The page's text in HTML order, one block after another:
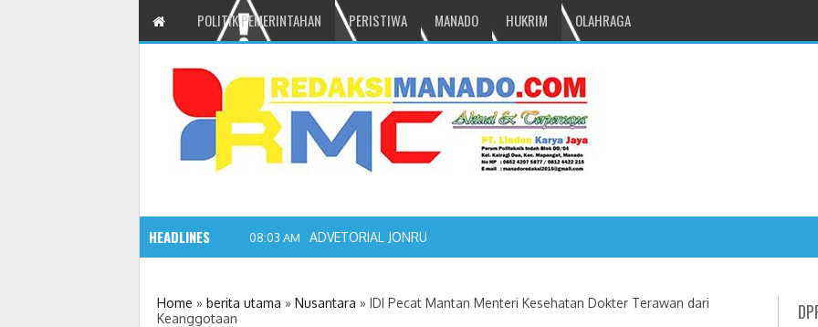
POLITIK PEMERINTAHAN PERISTIWA MANADO HUKRIM OLAHRAGA
HEADLINES 08:03 AM ADVETORIAL JONRU GANTIKAN MONO PIMPIN DPRD TOMOHON
Home » berita utama » Nusantara » IDI Pecat Mantan Menteri Kesehatan Dokter Terawan dari
Keanggotaan